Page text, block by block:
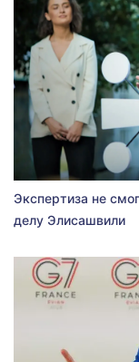
Экспертиза не
делу Элисашвили